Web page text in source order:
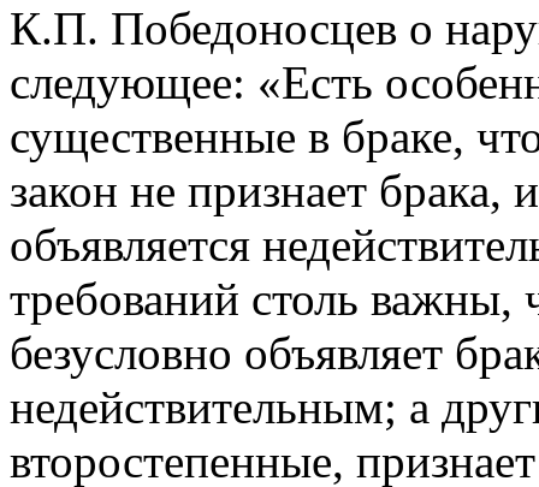
К.П. Победоносцев о
следующее: «Есть
существенные в браке,
закон не признает
объявляется
требований столь важны,
безусловно объявляет
недействительным; а
второстепенные,